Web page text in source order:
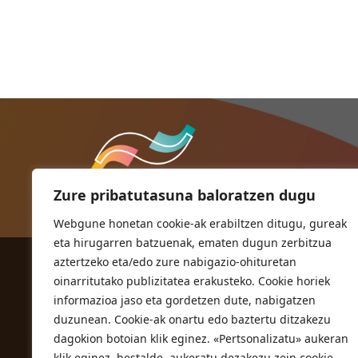
Zure pribatutasuna baloratzen dugu
Webgune honetan cookie-ak erabiltzen ditugu, gureak
eta hirugarren batzuenak, ematen dugun zerbitzua
aztertzeko eta/edo zure nabigazio-ohituretan
oinarritutako publizitatea erakusteko. Cookie horiek
informazioa jaso eta gordetzen dute, nabigatzen
duzunean. Cookie-ak onartu edo baztertu ditzakezu
dagokion botoian klik eginez. «Pertsonalizatu» aukeran
ORIOKO UDALA
Herriko plaza,1
20810 Orio (Gipuzkoa)
T. 943 83 03 46